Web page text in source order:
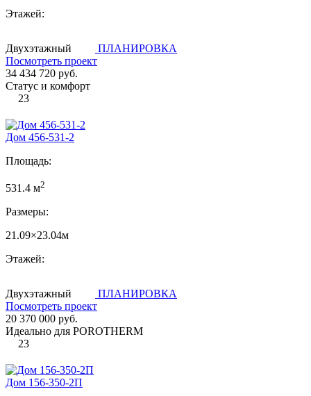
Этажей:
Двухэтажный
ПЛАНИРОВКА
Посмотреть проект
34 434 720 руб.
Статус и комфорт
23
Дом 456-531-2
Площадь:
531.4 м2
Размеры:
21.09×23.04м
Этажей:
Двухэтажный
ПЛАНИРОВКА
Посмотреть проект
20 370 000 руб.
Идеально для POROTHERM
23
Дом 156-350-2П